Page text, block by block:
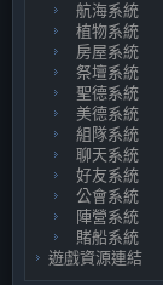
航海系統
植物系統
房屋系統
祭壇系統
聖德系統
美德系統
組隊系統
聊天系統
好友系統
公會系統
陣營系統
賭船系統
遊戲資源連結